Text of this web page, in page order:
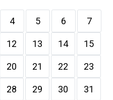
4 5 6 7
12 13 14 15
20 21 22 23
28 29 30 31